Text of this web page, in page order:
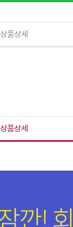
상품상세
상품상세